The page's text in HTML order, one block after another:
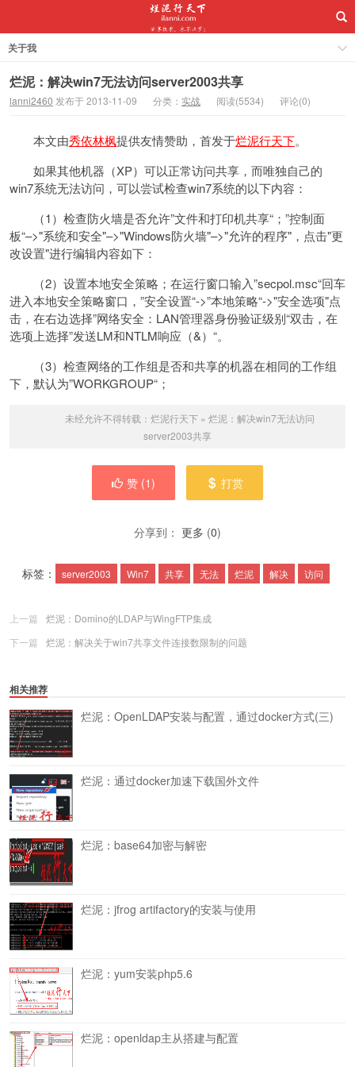
关于我
烂泥：解决win7无法访问server2003共享
lanni2460 发布于 2013-11-09 分类： 实战 阅读(5534) 评论(0)
本文由秀依林枫提供友情赞助，首发于烂泥行天下。
如果其他机器（XP）可以正常访问共享，而唯独自己的
win7系统无法访问，可以尝试检查win7系统的以下内容：
（1）检查防火墙是否允许”文件和打印机共享“；”控制面
板“–>"系统和安全"–>"Windows防火墙"–>"允许的程序"，点击"更
改设置"进行编辑内容如下：
（2）设置本地安全策略；在运行窗口输入”secpol.msc“回车
进入本地安全策略窗口，”安全设置“->”本地策略“->"安全选项"点
击，在右边选择”网络安全：LAN管理器身份验证级别“双击，在
选项上选择”发送LM和NTLM响应（&）“。
（3）检查网络的工作组是否和共享的机器在相同的工作组
下，默认为”WORKGROUP“；
未经允许不得转载： 烂泥行天下» 烂泥：解决win7无法访问
server2003共享
赞 (1) 打赏
分享到： 更多 (0)
标签： server2003 Win7 共享 无法 烂泥 解决 访问
上一篇
烂泥：Domino的LDAP与WingFTP集成
下一篇
烂泥：解决关于win7共享文件连接数限制的问题
相关推荐
烂泥：OpenLDAP安装与配置，通过docker方式(三)
烂泥：通过docker加速下载国外文件
烂泥：base64加密与解密
烂泥：jfrog artifactory的安装与使用
烂泥：yum安装php5.6
烂泥：openldap主从搭建与配置